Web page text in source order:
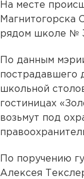
На месте
Магнитогорска
рядом школе №
По данным
пострадавшего
школьной
гостиницах
возьмут под
По поручению
Алексея